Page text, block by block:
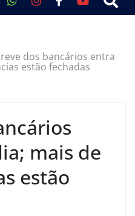
dos bancários entra
estão fechadas
mais de
estão